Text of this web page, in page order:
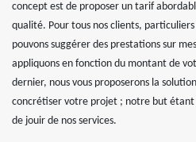
concept est de proposer un tarif
qualité. Pour tous nos clients,
pouvons suggérer des prestations sur
appliquons en fonction du montant de
dernier, nous vous proposerons la
concrétiser votre projet ; notre but
de jouir de nos services.